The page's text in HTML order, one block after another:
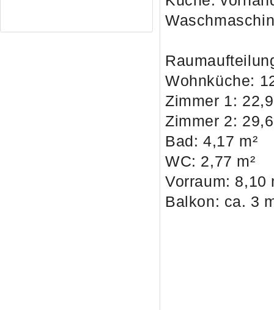
Wohnküche:
Zimmer 1:
Zimmer 2:
Bad: 4,17 m²
WC: 2,77 m²
Vorraum: 8,10
Balkon: ca. 3